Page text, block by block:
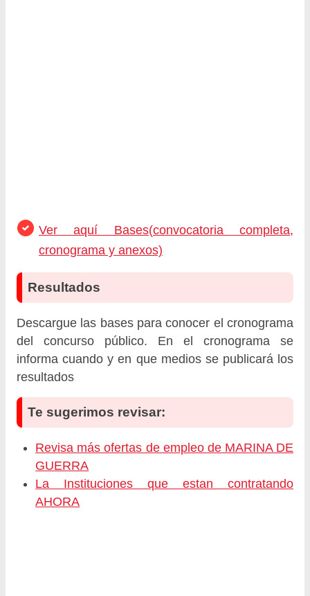
Ver aquí Bases(convocatoria completa,
cronograma y anexos)
Resultados
Descargue las bases para conocer el cronograma
del concurso público. En el cronograma se
informa cuando y en que medios se publicará los
resultados
Te sugerimos revisar:
Revisa más ofertas de empleo de MARINA DE
GUERRA
La Instituciones que estan contratando
AHORA